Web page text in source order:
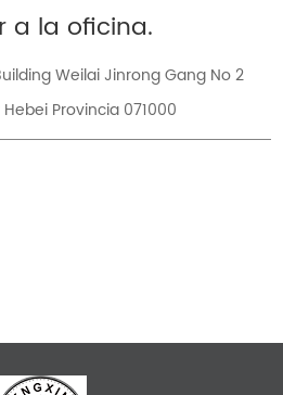
a la oficina.
Weilai Jinrong Gang No 2
Provincia 071000